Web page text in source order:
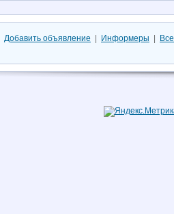
Добавить объявление Информеры